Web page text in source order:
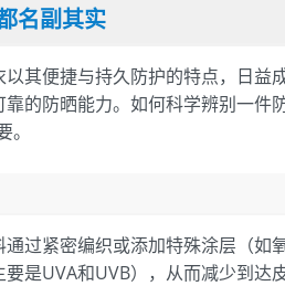
名副其实
其便捷与持久防护的特点，日益
的防晒能力。如何科学辨别一件
过紧密编织或添加特殊涂层（如
是UVA和UVB），从而减少到达